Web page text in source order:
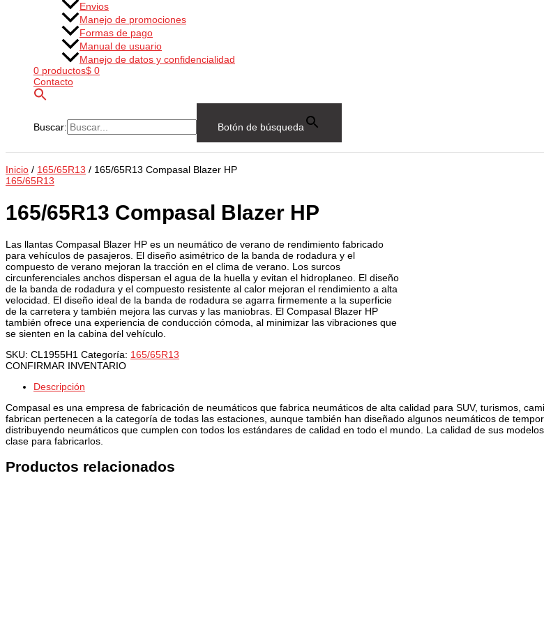
Envios
Manejo de promociones
Formas de pago
Manual de usuario
Manejo de datos y confidencialidad
0 productos$ 0
Contacto
Buscar: Botón de búsqueda
Inicio / 165/65R13 / 165/65R13 Compasal Blazer HP
165/65R13
165/65R13 Compasal Blazer HP
Las llantas Compasal Blazer HP es un neumático de verano de rendimiento fabricado
para vehículos de pasajeros. El diseño asimétrico de la banda de rodadura y el
compuesto de verano mejoran la tracción en el clima de verano. Los surcos
circunferenciales anchos dispersan el agua de la huella y evitan el hidroplaneo. El diseño
de la banda de rodadura y el compuesto resistente al calor mejoran el rendimiento a alta
velocidad. El diseño ideal de la banda de rodadura se agarra firmemente a la superficie
de la carretera y también mejora las curvas y las maniobras. El Compasal Blazer HP
también ofrece una experiencia de conducción cómoda, al minimizar las vibraciones que
se sienten en la cabina del vehículo.
SKU: CL1955H1 Categoría: 165/65R13
CONFIRMAR INVENTARIO
Descripción
Compasal es una empresa de fabricación de neumáticos que fabrica neumáticos de alta calidad para SUV, turismos,
fabrican pertenecen a la categoría de todas las estaciones, aunque también han diseñado algunos neumáticos de
distribuyendo neumáticos que cumplen con todos los estándares de calidad en todo el mundo. La calidad de sus
clase para fabricarlos.
Productos relacionados